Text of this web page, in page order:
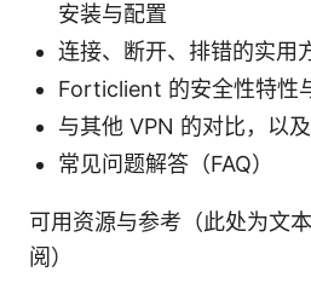
安装与配置
连接、断开、排错的实用
Forticlient 的安全性特性
与其他 VPN 的对比，以
常见问题解答（FAQ）
可用资源与参考（此处为文
阅）